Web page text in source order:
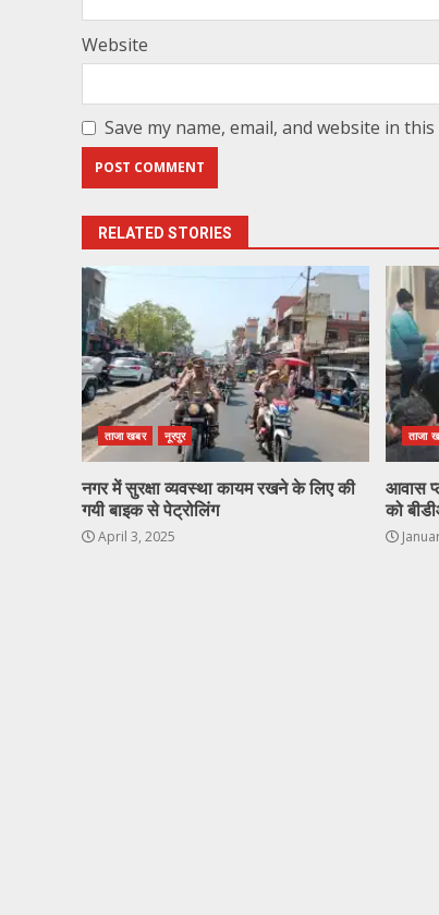
Website
Save my name, email, and website in
RELATED STORIES
ताजा खबर नूरपुर
नगर में सुरक्षा व्यवस्था कायम रखने के लिए की
गयी बाइक से पेट्रोलिंग
April 3, 2025
ताजा
आवास
को